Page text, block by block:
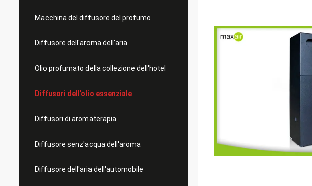
Macchina del diffusore del profumo
Diffusore dell'aroma dell'aria
Olio profumato della collezione dell'hotel
Diffusori dell'olio essenziale
Diffusori di aromaterapia
Diffusore senz'acqua dell'aroma
Diffusore dell'aria dell'automobile